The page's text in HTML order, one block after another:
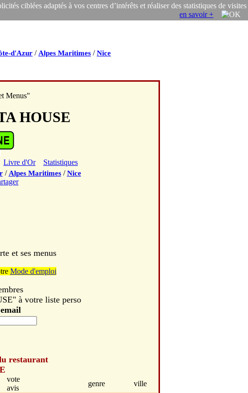
ciblées adaptés à vos centres d’intérêts et réaliser des statistiques de visites
en savoir +
d'Azur / Alpes Maritimes /Nice
Menus"
HOUSE
Livre d'Or
Statistiques
/ Alpes Maritimes/Nice
et ses menus
Mode d'emploi
à votre liste perso
restaurant
vote
avis
genre
ville